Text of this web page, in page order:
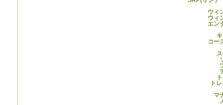
ウィ
ウィ
エン
コー
ト
マ